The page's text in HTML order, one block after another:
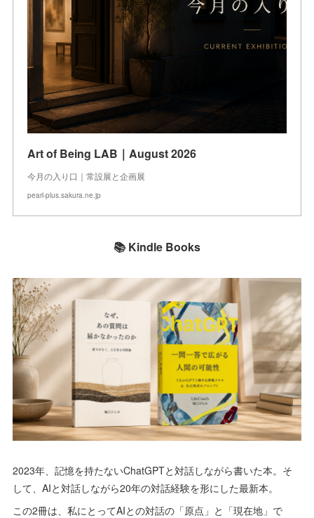
Art of Being LAB｜August 2026
今月の入り口｜常設展と企画展
pearl-plus.sakura.ne.jp
📚 Kindle Books
2023年、記憶を持たないChatGPTと対話しながら書いた本。そ
して、AIと対話しながら20年の対話経験を形にした最新本。
この2冊は、私にとってAIとの対話の「原点」と「現在地」で